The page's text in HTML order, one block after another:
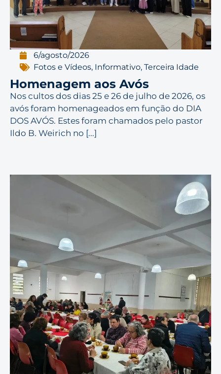
6/agosto/2026
Fotos e Vídeos, Informativo,Terceira Idade
Homenagem aos Avós
Nos cultos dos dias 25 e 26 de julho de 2026, os
avós foram homenageados em função do DIA
DOS AVÓS. Estes foram chamados pelo pastor
Ildo B. Weirich no [...]